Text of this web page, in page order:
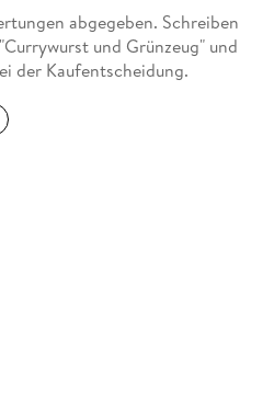
abgegeben. Schreiben
und Grünzeug" und
der Kaufentscheidung.